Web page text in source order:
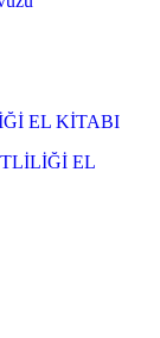
EL KİTABI
EL